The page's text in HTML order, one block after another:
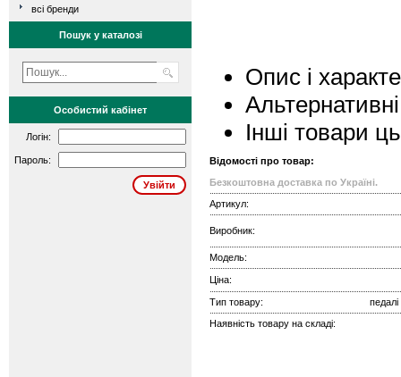
всі бренди
Пошук у каталозі
Особистий кабінет
Логін:
Пароль:
Опис і
Інші товари
Відомості про товар:
Безкоштовна доставка по Україні.
Артикул:
Виробник:
Модель:
Ціна:
Тип товару:
педалі
Наявність товару на складі: